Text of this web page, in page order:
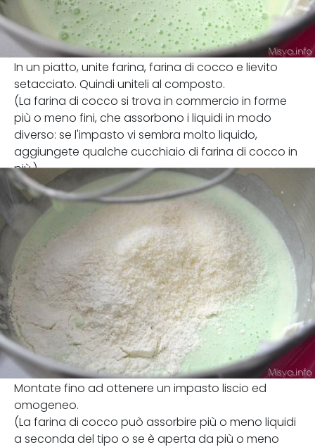
In un piatto, unite farina, farina di cocco e lievito
setacciato. Quindi uniteli al composto.
(La farina di cocco si trova in commercio in forme
più o meno fini, che assorbono i liquidi in modo
diverso: se l'impasto vi sembra molto liquido,
aggiungete qualche cucchiaio di farina di cocco in
più.)
Montate fino ad ottenere un impasto liscio ed
omogeneo.
(La farina di cocco può assorbire più o meno liquidi
a seconda del tipo o se è aperta da più o meno